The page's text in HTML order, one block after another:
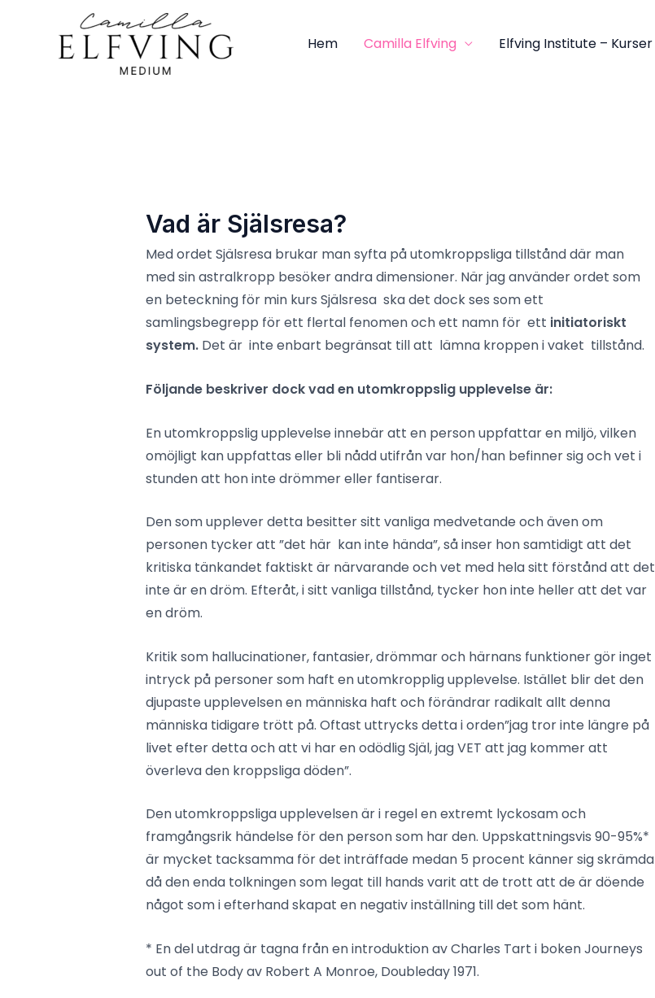
Hem Camilla Elfving Elfving Institute – Kurser
Vad är Själsresa?
Med ordet Själsresa brukar man syfta på utomkroppsliga tillstånd där man
med sin astralkropp besöker andra dimensioner. När jag använder ordet som
en beteckning för min kurs Själsresa ska det dock ses som ett
samlingsbegrepp för ett flertal fenomen och ett namn för ett initiatoriskt
system.Det är inte enbart begränsat till att lämna kroppen i vaket tillstånd.
Följande beskriver dock vad en utomkroppslig upplevelse är:
En utomkroppslig upplevelse innebär att en person uppfattar en miljö, vilken
omöjligt kan uppfattas eller bli nådd utifrån var hon/han befinner sig och vet i
stunden att hon inte drömmer eller fantiserar.
Den som upplever detta besitter sitt vanliga medvetande och även om
personen tycker att ”det här kan inte hända”, så inser hon samtidigt att det
kritiska tänkandet faktiskt är närvarande och vet med hela sitt förstånd att det
inte är en dröm. Efteråt, i sitt vanliga tillstånd, tycker hon inte heller att det var
en dröm.
Kritik som hallucinationer, fantasier, drömmar och härnans funktioner gör inget
intryck på personer som haft en utomkropplig upplevelse. Istället blir det den
djupaste upplevelsen en människa haft och förändrar radikalt allt denna
människa tidigare trött på. Oftast uttrycks detta i orden”jag tror inte längre på
livet efter detta och att vi har en odödlig Själ, jag VET att jag kommer att
överleva den kroppsliga döden”.
Den utomkroppsliga upplevelsen är i regel en extremt lyckosam och
framgångsrik händelse för den person som har den. Uppskattningsvis 90-95%*
är mycket tacksamma för det inträffade medan 5 procent känner sig skrämda
då den enda tolkningen som legat till hands varit att de trott att de är döende
något som i efterhand skapat en negativ inställning till det som hänt.
* En del utdrag är tagna från en introduktion av Charles Tart i boken Journeys
out of the Body av Robert A Monroe, Doubleday 1971.